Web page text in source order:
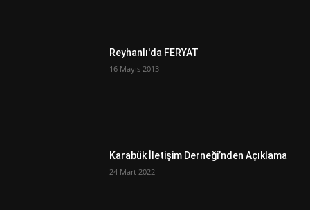
Reyhanlı'da FERYAT
16 Mayıs 2013
Karabük İletişim Derneği’nden Açıklama
24 Mart 2022